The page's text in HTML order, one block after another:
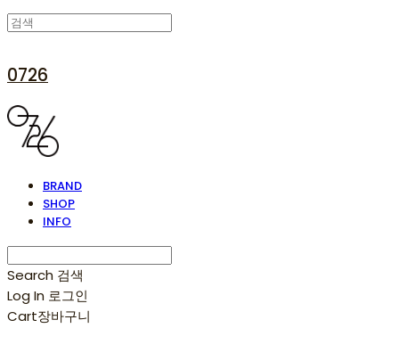
0726
BRAND
SHOP
INFO
Search 검색
Log In 로그인
Cart장바구니